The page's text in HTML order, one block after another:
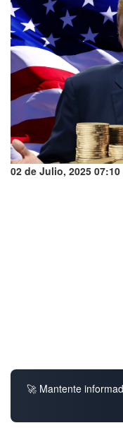
02 de Julio, 2025 07:10
🚀 Mantente